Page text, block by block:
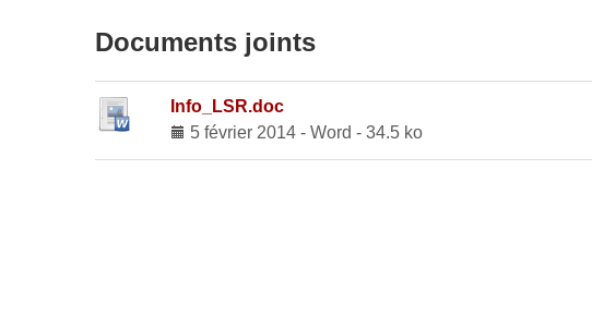
Documents joints
Info_LSR.doc
5 février 2014 - Word - 34.5 ko